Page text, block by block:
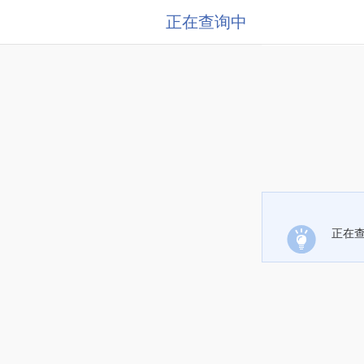
正在查询中
正在